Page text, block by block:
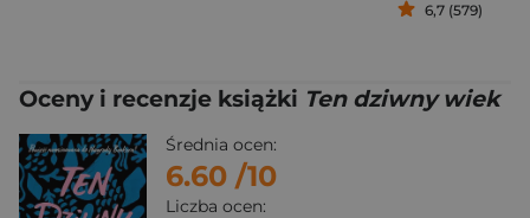
6,7 (579)
Oceny i recenzje książki Ten dziwny wiek
Średnia ocen:
6.60 /10
Liczba ocen: